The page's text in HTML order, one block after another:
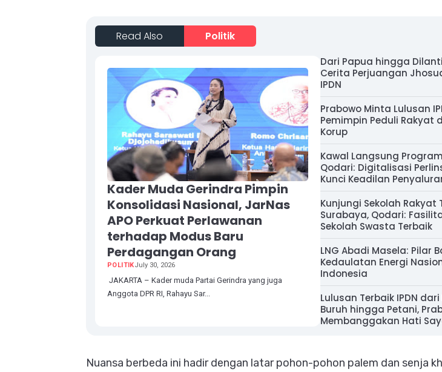
Read Also Politik
Kader Muda Gerindra Pimpin
Konsolidasi Nasional, JarNas
APO Perkuat Perlawanan
terhadap Modus Baru
Perdagangan Orang
POLITIKJuly 30, 2026
JAKARTA – Kader muda Partai Gerindra yang juga
Anggota DPR RI, Rahayu Sar...
Dari Papua hingga
Cerita Perjuangan
IPDN
Prabowo Minta Lulusan
Pemimpin Peduli Rakyat
Korup
Kawal Langsung
Qodari: Digitalisasi
Kunci Keadilan
Kunjungi Sekolah Rakyat
Surabaya, Qodari:
Sekolah Swasta Terbaik
LNG Abadi Masela: Pilar
Kedaulatan Energi
Indonesia
Lulusan Terbaik IPDN
Buruh hingga Petani,
Membanggakan Hati
Nuansa berbeda ini hadir dengan latar pohon-pohon palem dan senja